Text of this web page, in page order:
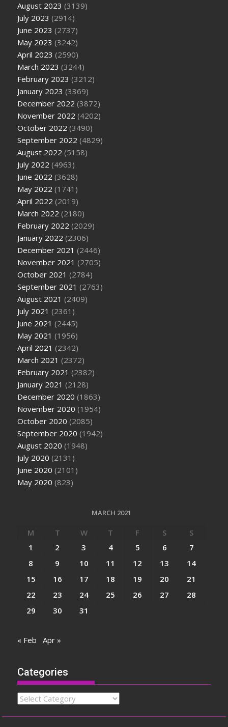
August 2023 (3139)
July 2023 (2914)
June 2023 (2737)
May 2023 (3242)
April 2023 (2590)
March 2023 (3244)
February 2023 (3212)
January 2023 (3369)
December 2022 (3872)
November 2022 (4202)
October 2022 (3490)
September 2022 (4829)
August 2022 (5158)
July 2022 (4963)
June 2022 (3628)
May 2022 (1741)
April 2022 (2019)
March 2022 (2180)
February 2022 (2029)
January 2022 (2306)
December 2021 (2446)
November 2021 (2705)
October 2021 (2784)
September 2021 (2763)
August 2021 (2409)
July 2021 (2361)
June 2021 (2445)
May 2021 (1956)
April 2021 (2342)
March 2021 (2372)
February 2021 (2382)
January 2021 (2128)
December 2020 (1863)
November 2020 (1954)
October 2020 (2085)
September 2020 (1942)
August 2020 (1948)
July 2020 (2131)
June 2020 (2101)
May 2020 (823)
MARCH 2021
M T W T F S
S
1
2 3 4 5 6
7
8
9 10 11 12 13
14
15
16 17 18 19 20
21
22
23 24 25 26 27
28
29
30 31
« Feb Apr »
Categories
Categories